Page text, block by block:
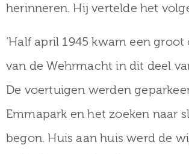
herinneren. Hij vertelde het
‘Half april 1945 kwam een
van de Wehrmacht in dit deel
De voertuigen werden
Emmapark en het zoeken naar
begon. Huis aan huis werd de